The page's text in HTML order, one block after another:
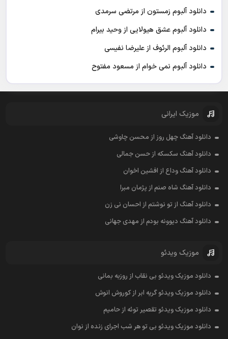
دانلود آلبوم زمستون از مرتضی سرمدی
دانلود آلبوم عشق هیولایی از وحید بیرام
دانلود آلبوم الرئوف از علیرضا نفیسی
دانلود آلبوم نمی خوام از مسعود مفتوح
موزیک ایرانی
دانلود آهنگ چهل روز از محسن چاوشی
دانلود آهنگ سکسکه از حسن جمالی
دانلود آهنگ وداع از افشين اخوان
دانلود آهنگ شاه صنم از پژمان مبرا
دانلود آهنگ از تو نوشتم از احسان نی زن
دانلود آهنگ دیوونه بودم از مهدی جهانی
موزیک ویدئو
دانلود موزیک ویدئو بی نقاب از روزبه بمانی
دانلود موزیک ویدئو گریه ابر از کوروش انوش
دانلود موزیک ویدئو تقصیر توئه از حامیم
دانلود موزیک ویدئو بی تو هر شب اجرای زنده از نوان